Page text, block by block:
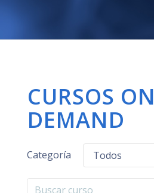
CURSOS ON
DEMAND
Categoría